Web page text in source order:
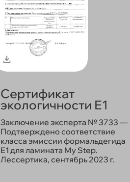
Сертификат
экологичности Е1
Заключение эксперта № 3733 —
Подтверждено соответствие
класса эмиссии формальдегида
E1 для ламината My Step.
Лессертика, сентябрь 2023 г.